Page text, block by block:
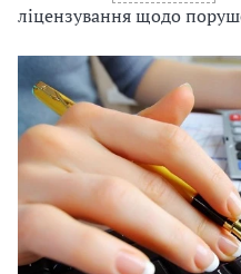
ліцензування щодо